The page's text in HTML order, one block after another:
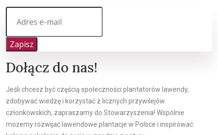
Zapisz
Dołącz do nas!
Jeśli chcesz być częścią społeczności plantatorów lawendy,
zdobywać wiedzę i korzystać z licznych przywilejów
członkowskich, zapraszamy do Stowarzyszenia! Wspólnie
możemy rozwijać lawendowe plantacje w Polsce i inspirować